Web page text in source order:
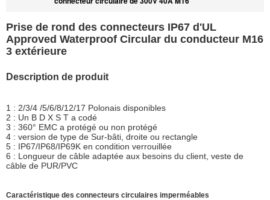
Prise de rond des connecteurs IP67 d'UL
Approved Waterproof Circular du conducteur M16
3 extérieure
Description de produit
1 : 2/3/4 /5/6/8/12/17 Polonais disponibles
2 : Un B D X S T a codé
3 : 360° EMC a protégé ou non protégé
4 : version de type de Sur-bâti, droite ou rectangle
5 : IP67/IP68/IP69K en condition verrouillée
6 : Longueur de câble adaptée aux besoins du client, veste de
câble de PUR/PVC
Caractéristique des connecteurs circulaires imperméables